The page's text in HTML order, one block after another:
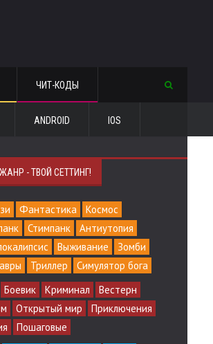
ЧИТ-КОДЫ
ANDROID IOS
- ТВОЙ СЕТТИНГ!
Фантастика
Космос
Стимпанк
Антиутопия
Выживание
Зомби
Триллер
Симулятор бога
Боевик Криминал
Вестерн
Открытый мир
Приключения
Пошаговые